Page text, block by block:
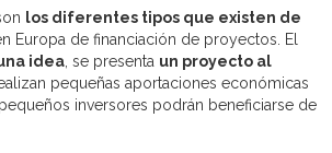
los diferentes tipos que existen de
Europa de financiación de proyectos. El
idea , se presenta un proyecto al
pequeñas aportaciones económicas
inversores podrán beneficiarse de